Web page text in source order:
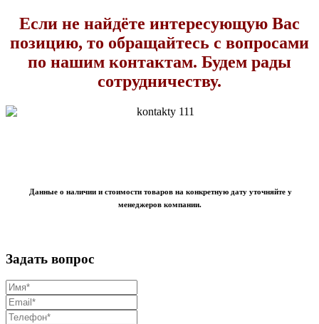
Если не найдёте интересующую Вас
позицию, то обращайтесь с вопросами
по нашим контактам. Будем рады
сотрудничеству.
Данные о наличии и стоимости товаров на конкретную дату уточняйте у
менеджеров компании.
Задать вопрос